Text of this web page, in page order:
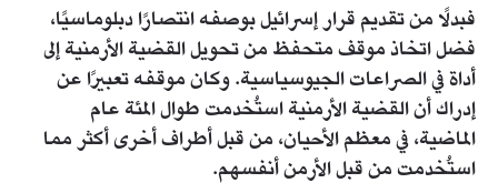
فبدلًا من تقديم قرار إسرائيل بوصفه انتصارًا دبلوماسيًا،
فضل اتخاذ موقف متحفظ من تحويل القضية الأرمنية إلى
أداة في الصراعات الجيوسياسية. وكان موقفه تعبيرًا عن
إدراك أن القضية الأرمنية استُخدمت طوال المئة عام
الماضية، في معظم الأحيان، من قبل أطراف أخرى أكثر مما
استُخدمت من قبل الأرمن أنفسهم.